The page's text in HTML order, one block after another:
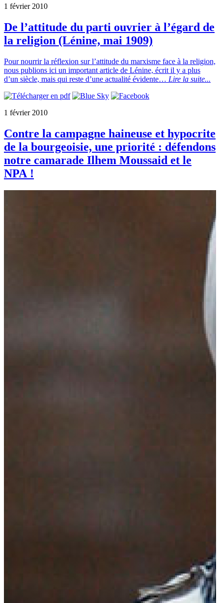
1 février 2010
De l’attitude du parti ouvrier à l’égard de
la religion (Lénine, mai 1909)
Pour nourrir la réflexion sur l’attitude du marxisme face à la religion,
nous publions ici un important article de Lénine, écrit il y a plus
d’un siècle, mais qui reste d’une actualité évidente… Lire la suite...
1 février 2010
Contre la campagne haineuse et hypocrite
de la bourgeoisie, une priorité : défendons
notre camarade Ilhem Moussaid et le
NPA !